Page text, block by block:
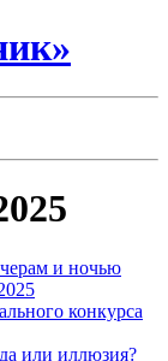
и ночью
конкурса
или иллюзия?